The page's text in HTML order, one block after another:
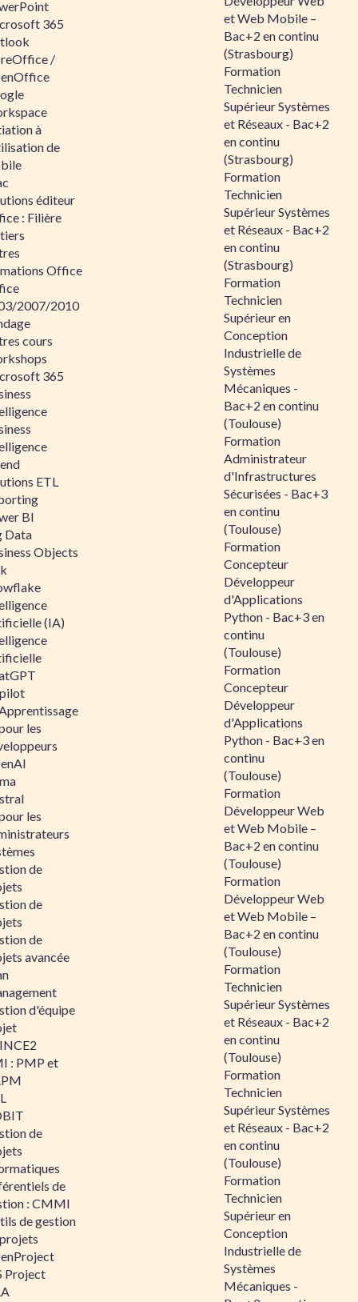
365
/
à
de
éditeur
: Filière
Office
2007/2010
cours
365
ETL
BI
Data
Objects
(IA)
les
les
de
de
de
avancée
d'équipe
: PMP et
de
de
: CMMI
de gestion
Project
et Web Mobile –
Bac+2 en continu
(Strasbourg)
Formation
Technicien
Supérieur Systèmes
et Réseaux - Bac+2
en continu
(Strasbourg)
Formation
Technicien
Supérieur Systèmes
et Réseaux - Bac+2
en continu
(Strasbourg)
Formation
Technicien
Supérieur en
Conception
Industrielle de
Systèmes
Mécaniques -
Bac+2 en continu
(Toulouse)
Formation
Administrateur
d'Infrastructures
Sécurisées - Bac+3
en continu
(Toulouse)
Formation
Concepteur
Développeur
d'Applications
Python - Bac+3 en
continu
(Toulouse)
Formation
Concepteur
Développeur
d'Applications
Python - Bac+3 en
continu
(Toulouse)
Formation
Développeur Web
et Web Mobile –
Bac+2 en continu
(Toulouse)
Formation
Développeur Web
et Web Mobile –
Bac+2 en continu
(Toulouse)
Formation
Technicien
Supérieur Systèmes
et Réseaux - Bac+2
en continu
(Toulouse)
Formation
Technicien
Supérieur Systèmes
et Réseaux - Bac+2
en continu
(Toulouse)
Formation
Technicien
Supérieur en
Conception
Industrielle de
Systèmes
Mécaniques -